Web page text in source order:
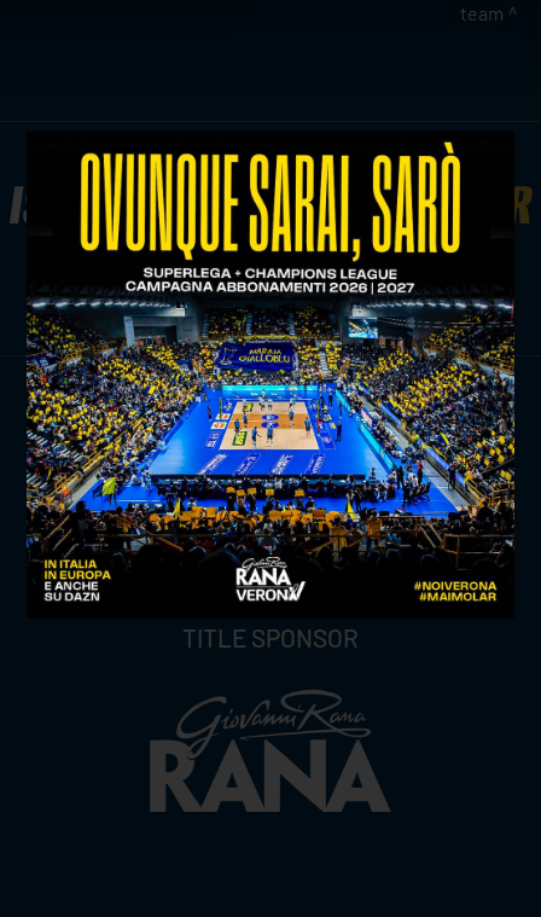
team
ISCRIVITI ALLANEWSLETTER
ISCRIVITI ORA
TITLE SPONSOR